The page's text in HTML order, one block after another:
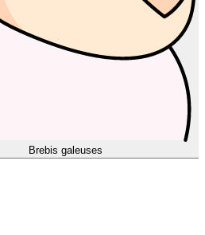
Brebis galeuses